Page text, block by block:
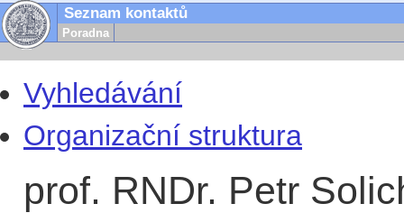
Seznam kontaktů
Poradna
Vyhledávání
Organizační struktura
prof. RNDr. Petr